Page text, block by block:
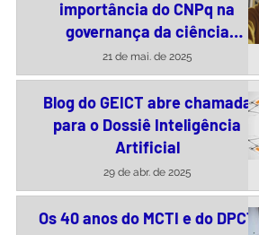
importância do CNPq na
governança da ciência
brasileira – uma conversa com
Arquimedes Paiva
21 de mai. de 2025
Blog do GEICT abre chamada
para o Dossiê Inteligência
Artificial
29 de abr. de 2025
Os 40 anos do MCTI e do DPCT